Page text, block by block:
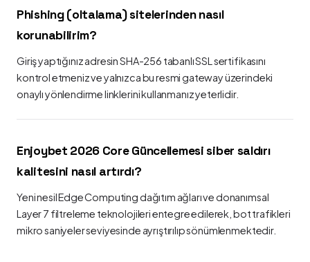
Phishing (oltalama) sitelerinden nasıl
korunabilirim?
Giriş yaptığınız adresin SHA-256 tabanlı SSL sertifikasını
kontrol etmeniz ve yalnızca bu resmi gateway üzerindeki
onaylı yönlendirme linklerini kullanmanız yeterlidir.
Enjoybet 2026 Core Güncellemesi siber saldırı
kalitesini nasıl artırdı?
Yeni nesil Edge Computing dağıtım ağları ve donanımsal
Layer 7 filtreleme teknolojileri entegre edilerek, bot trafikleri
mikro saniyeler seviyesinde ayrıştırılıp sönümlenmektedir.